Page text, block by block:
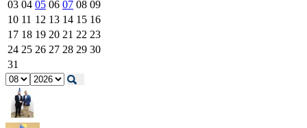
03 04 05 06 07 08 09
10 11 12 13 14 15 16
17 18 19 20 21 22 23
24 25 26 27 28 29 30
31